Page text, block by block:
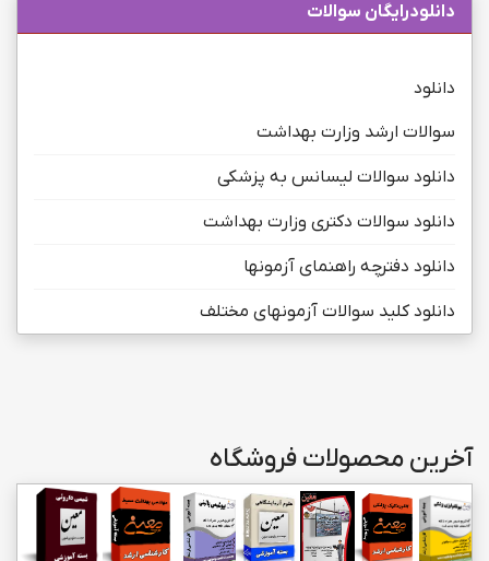
دانلودرایگان سوالات
دانلود
سوالات ارشد وزارت بهداشت
دانلود سوالات لیسانس به پزشکی
دانلود سوالات دکتری وزارت بهداشت
دانلود دفترچه راهنمای آزمونها
دانلود کلید سوالات آزمونهای مختلف
آخرین محصولات فروشگاه